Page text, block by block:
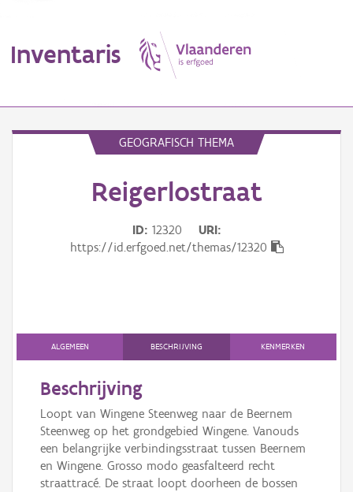
Inventaris
Persoon of collectief
Downloads
Hergebruik
Aanmelden
GEOGRAFISCH THEMA
Reigerlostraat
ID 12320
URI
https://id.erfgoed.net/themas/12320
ALGEMEEN BESCHRIJVING KENMERKEN
Beschrijving
Loopt van Wingene Steenweg naar de Beernem
Steenweg op het grondgebied Wingene. Vanouds
een belangrijke verbindingsstraat tussen Beernem
en Wingene. Grosso modo geasfalteerd recht
straattracé. De straat loopt doorheen de bossen